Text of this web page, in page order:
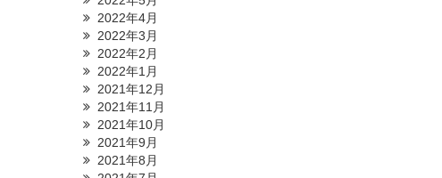
2022年4月
2022年3月
2022年2月
2022年1月
2021年12月
2021年11月
2021年10月
2021年9月
2021年8月